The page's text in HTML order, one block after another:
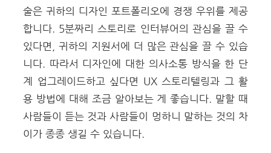
술은 귀하의 디자인 포트폴리오에 경쟁 우위를 제공
합니다. 5분짜리 스토리로 인터뷰어의 관심을 끌 수
있다면, 귀하의 지원서에 더 많은 관심을 끌 수 있습
니다. 따라서 디자인에 대한 의사소통 방식을 한 단
계 업그레이드하고 싶다면 UX 스토리텔링과 그 활
용 방법에 대해 조금 알아보는 게 좋습니다. 말할 때
사람들이 듣는 것과 사람들이 멍하니 말하는 것의 차
이가 종종 생길 수 있습니다.